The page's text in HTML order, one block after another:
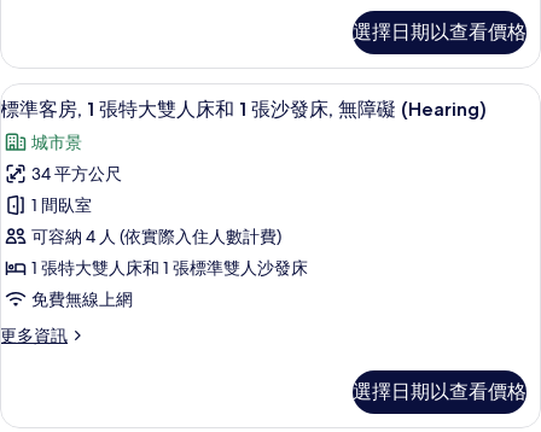
雙
人
床
和
1
張
沙
發
床
的
相
客
房,
1
特
大
雙
人
床
和
張
發
詳
選擇日期以查看價格
顯
示
標
準
客
房,
1
張
特
雙
6
標準客房, 1 張特大雙人床和 1 張沙發床, 無障礙 (Hearing)
城市景
34 平方公尺
1 間臥室
可容納 4 人 (依實際入住人數計費)
1 張特大雙人床和 1 張標準雙人沙發床
免費無線上網
更多資訊
更
客
選擇日期以查看價格